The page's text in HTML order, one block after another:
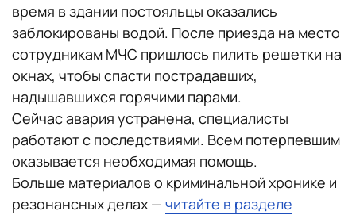
время в здании постояльцы оказались
заблокированы водой. После приезда на место
сотрудникам МЧС пришлось пилить решетки на
окнах, чтобы спасти пострадавших,
надышавшихся горячими парами.
Сейчас авария устранена, специалисты
работают с последствиями. Всем потерпевшим
оказывается необходимая помощь.
Больше материалов о криминальной хронике и
резонансных делах — читайте в разделе